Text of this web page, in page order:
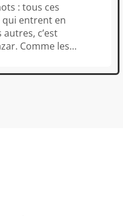
: tous ces
entrent en
c’est
Comme les
de prendre au
voici une petite
reviennent […]